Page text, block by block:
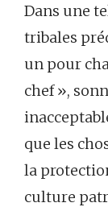
Dans une
tribales
un pour
chef »,
que les
la
culture